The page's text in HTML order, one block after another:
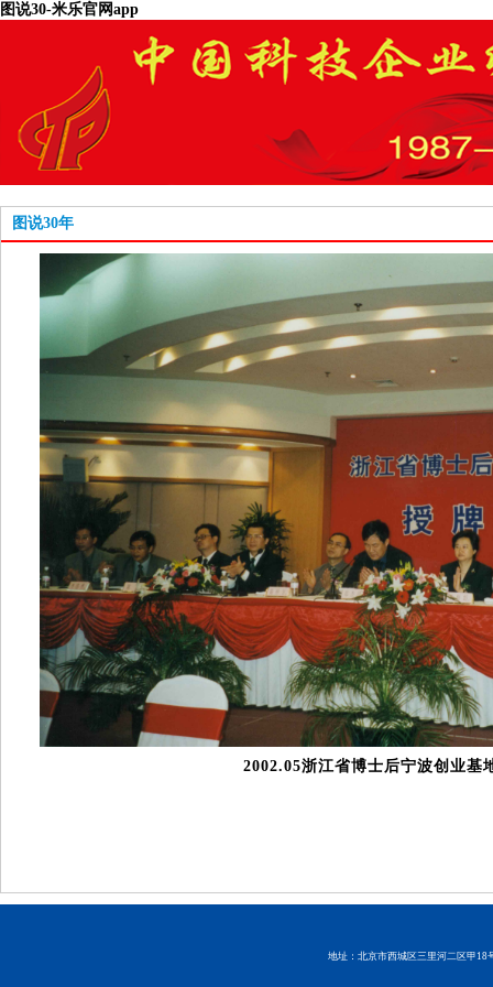
图说30-米乐官网app
图说30年
2002.05浙江省博士后宁波创业基
地址：北京市西城区三里河二区甲